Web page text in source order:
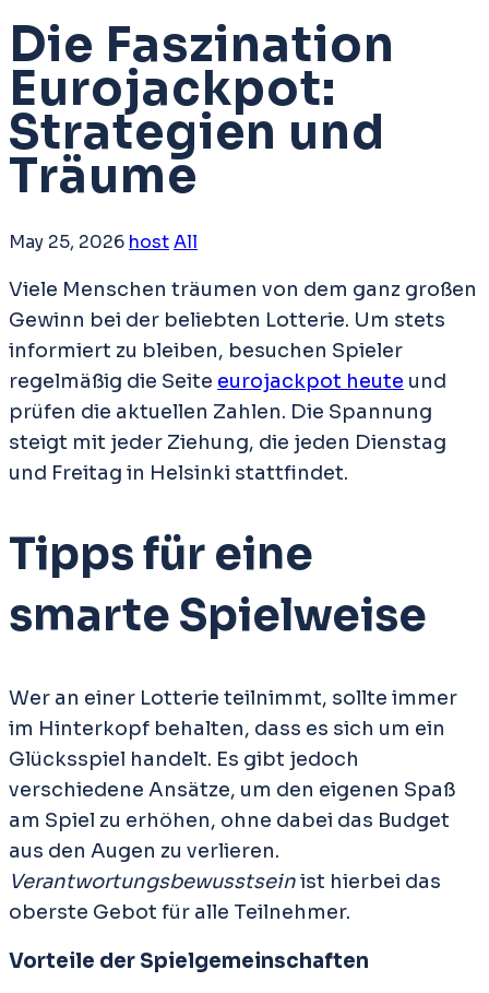
Die Faszination
Eurojackpot:
Strategien und
Träume
May 25, 2026 hostAll
Viele Menschen träumen von dem ganz großen
Gewinn bei der beliebten Lotterie. Um stets
informiert zu bleiben, besuchen Spieler
regelmäßig die Seite eurojackpot heute und
prüfen die aktuellen Zahlen. Die Spannung
steigt mit jeder Ziehung, die jeden Dienstag
und Freitag in Helsinki stattfindet.
Tipps für eine
smarte Spielweise
Wer an einer Lotterie teilnimmt, sollte immer
im Hinterkopf behalten, dass es sich um ein
Glücksspiel handelt. Es gibt jedoch
verschiedene Ansätze, um den eigenen Spaß
am Spiel zu erhöhen, ohne dabei das Budget
aus den Augen zu verlieren.
Verantwortungsbewusstseinist hierbei das
oberste Gebot für alle Teilnehmer.
Vorteile der Spielgemeinschaften